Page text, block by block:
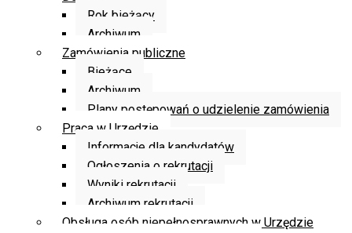
Rok bieżący
Archiwum
Zamówienia publiczne
Bieżące
Archiwum
Plany postępowań o udzielenie zamówienia
Praca w Urzędzie
Informacje dla kandydatów
Ogłoszenia o rekrutacji
Wyniki rekrutacji
Archiwum rekrutacji
Obsługa osób niepełnosprawnych w Urzędzie